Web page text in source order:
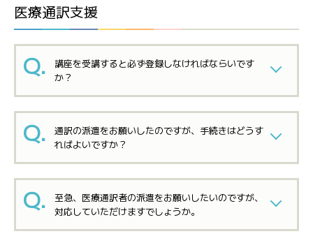
医療通訳支援
講座を受講すると必ず登録しなければならいです
か？
通訳の派遣をお願いしたのですが、手続きはどうす
ればよいですか？
至急、医療通訳者の派遣をお願いしたいのですが、
対応していただけますでしょうか。